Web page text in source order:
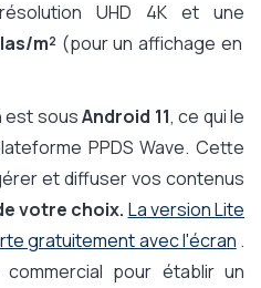
UHD 4K et une
m² (pour un affichage en
est sousAndroid 11, ce qui le
PPDS Wave. Cette
et diffuser vos contenus
votre choix. La version Lite
gratuitement avec l'écran .
pour établir un